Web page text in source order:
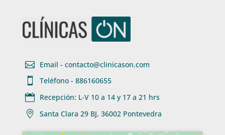
 Email - contacto@clinicason.com

Teléfono - 886160655
 Recepción: L-V 10 a 14 y 17 a 21 hrs

Santa Clara 29 BJ, 36002 Pontevedra